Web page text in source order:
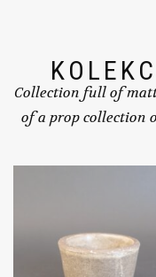
Collection full of
of a prop collection